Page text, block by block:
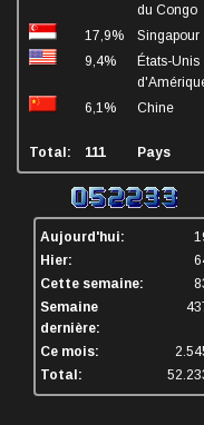
du Congo
17,9%
Singapour
9,4%
États-Unis
6,1%
Chine
Total: 111 Pays
Aujourd'hui:
Hier:
Cette semaine:
Semaine
dernière:
Ce mois:
Total: